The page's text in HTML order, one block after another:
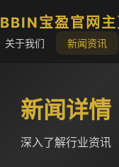
BBIN宝盈官网主
关于我们 新闻资讯
新闻详情
深入了解行业资讯